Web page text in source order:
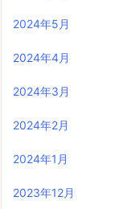
2024年5月
2024年4月
2024年3月
2024年2月
2024年1月
2023年12月